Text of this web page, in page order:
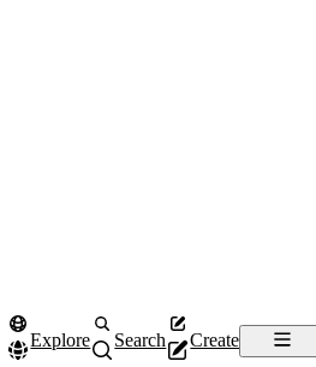
Explore Search Create